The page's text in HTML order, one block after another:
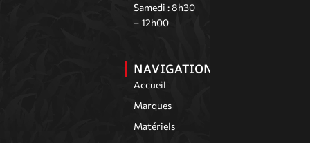
Samedi : 8h30
– 12h00
NAVIGATION
Accueil
Marques
Matériels